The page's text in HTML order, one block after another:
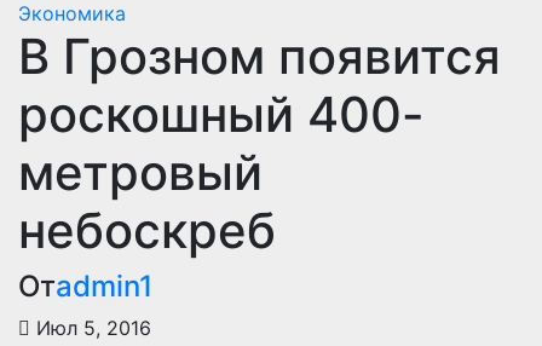
Экономика
В Грозном появится
роскошный 400-
метровый
небоскреб
Отadmin1
Июл 5, 2016